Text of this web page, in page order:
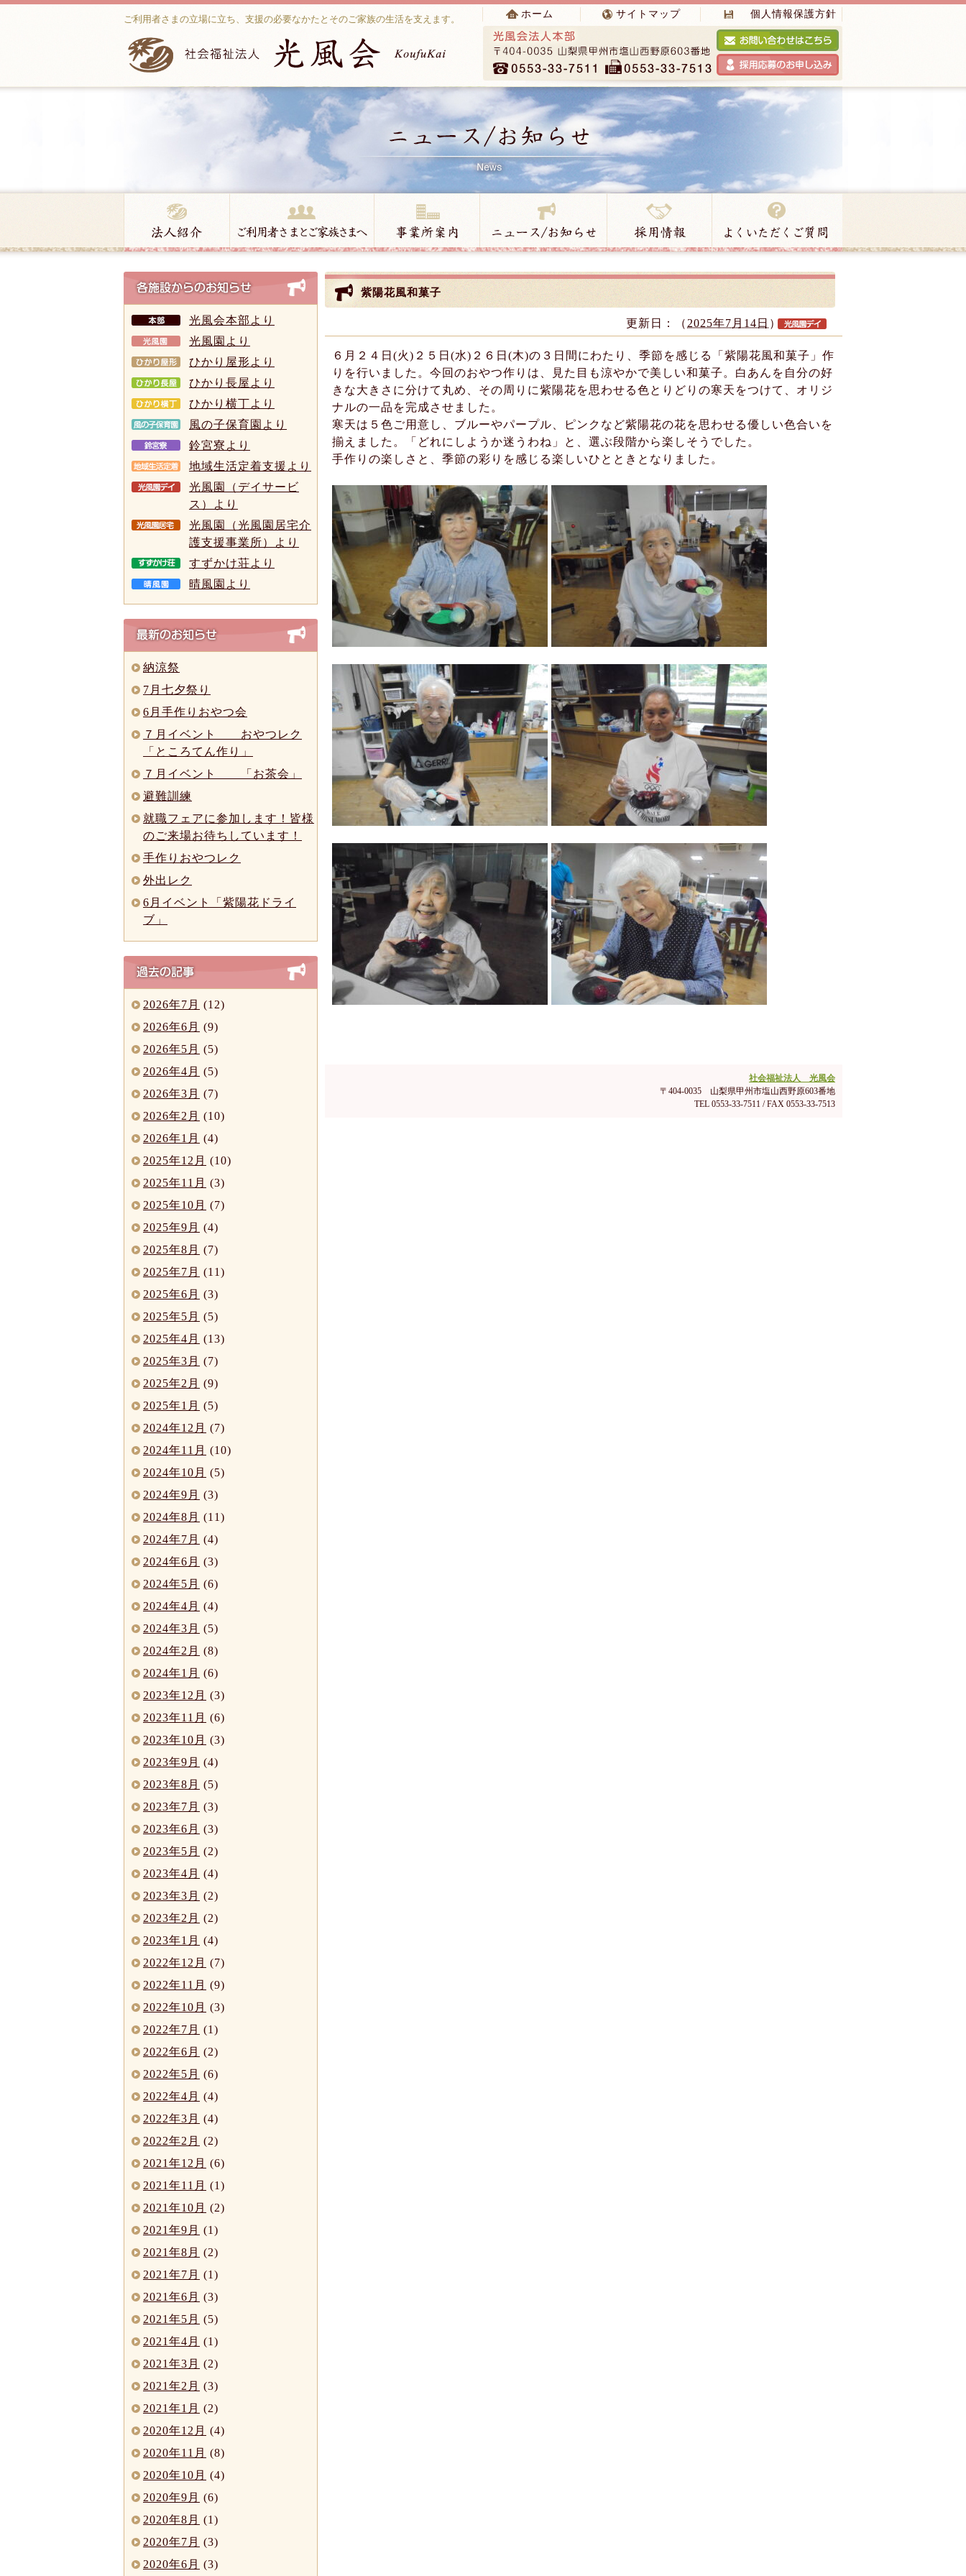
ご利用者さまの立場に立ち、支援の必要なかたとそのご家族の生活を支えます。 ホーム サイトマップ 個人情報保護方針
光風会本部より
光風園より
ひかり屋形より
ひかり長屋より
ひかり横丁より
風の子保育園より
鈴宮寮より
地域生活定着支援より
光風園（デイサービ
ス）より
光風園（光風園居宅介
護支援事業所）より
すずかけ荘より
晴風園より
納涼祭
7月七夕祭り
6月手作りおやつ会
７月イベント おやつレク
「ところてん作り」
７月イベント 「お茶会」
避難訓練
就職フェアに参加します！皆様
のご来場お待ちしています！
手作りおやつレク
外出レク
6月イベント「紫陽花ドライ
ブ」
2026年7月 (12)
2026年6月 (9)
2026年5月 (5)
2026年4月 (5)
2026年3月 (7)
2026年2月 (10)
2026年1月 (4)
2025年12月 (10)
2025年11月 (3)
2025年10月 (7)
2025年9月 (4)
2025年8月 (7)
2025年7月 (11)
2025年6月 (3)
2025年5月 (5)
2025年4月 (13)
2025年3月 (7)
2025年2月 (9)
2025年1月 (5)
2024年12月 (7)
2024年11月 (10)
2024年10月 (5)
2024年9月 (3)
2024年8月 (11)
2024年7月 (4)
2024年6月 (3)
2024年5月 (6)
2024年4月 (4)
2024年3月 (5)
2024年2月 (8)
2024年1月 (6)
2023年12月 (3)
2023年11月 (6)
2023年10月 (3)
2023年9月 (4)
2023年8月 (5)
2023年7月 (3)
2023年6月 (3)
2023年5月 (2)
2023年4月 (4)
2023年3月 (2)
2023年2月 (2)
2023年1月 (4)
2022年12月 (7)
2022年11月 (9)
2022年10月 (3)
2022年7月 (1)
2022年6月 (2)
2022年5月 (6)
2022年4月 (4)
2022年3月 (4)
2022年2月 (2)
2021年12月 (6)
2021年11月 (1)
2021年10月 (2)
2021年9月 (1)
2021年8月 (2)
2021年7月 (1)
2021年6月 (3)
2021年5月 (5)
2021年4月 (1)
2021年3月 (2)
2021年2月 (3)
2021年1月 (2)
2020年12月 (4)
2020年11月 (8)
2020年10月 (4)
2020年9月 (6)
2020年8月 (1)
2020年7月 (3)
2020年6月 (3)
紫陽花風和菓子
更新日：（ 2025年7月14日 ）
６月２４日(火)２５日(水)２６日(木)の３日間にわたり、季節を感じる「紫陽花風和菓子」作
りを行いました。今回のおやつ作りは、見た目も涼やかで美しい和菓子。白あんを自分の好
きな大きさに分けて丸め、その周りに紫陽花を思わせる色とりどりの寒天をつけて、オリジ
ナルの一品を完成させました。
寒天は５色ご用意し、ブルーやパープル、ピンクなど紫陽花の花を思わせる優しい色合いを
揃えました。「どれにしようか迷うわね」と、選ぶ段階から楽しそうでした。
手作りの楽しさと、季節の彩りを感じる楽しいひとときとなりました。
社会福祉法人 光風会
〒404-0035 山梨県甲州市塩山西野原603番地
TEL 0553-33-7511 / FAX 0553-33-7513